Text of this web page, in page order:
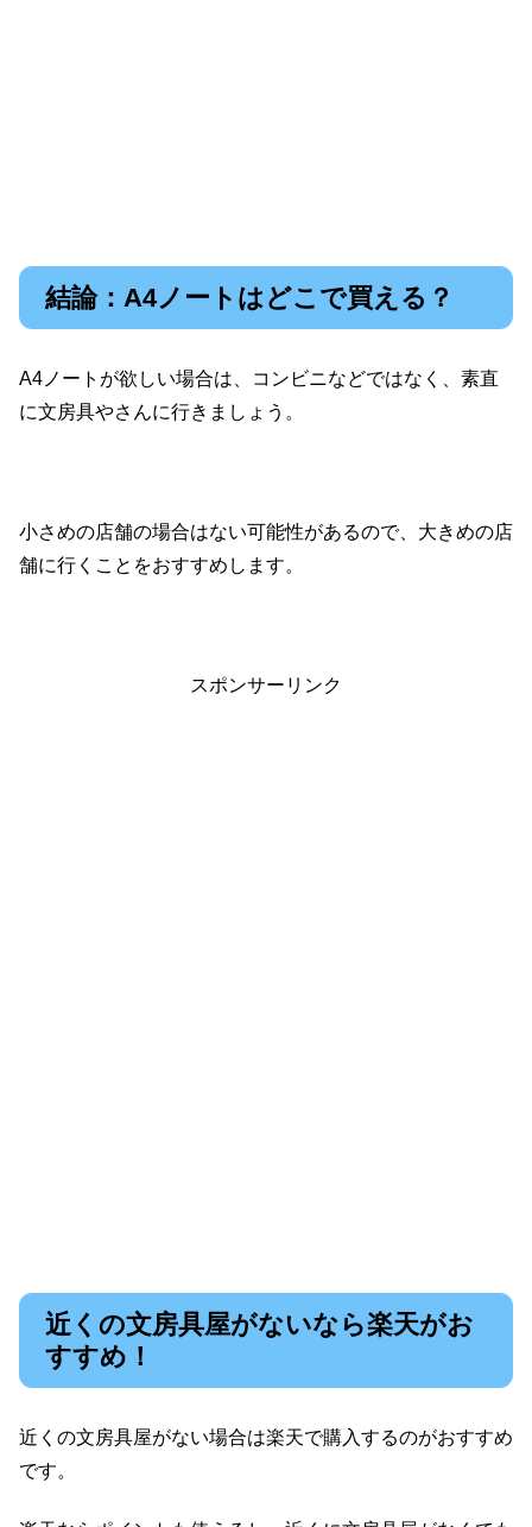
結論：A4ノートはどこで買える？
A4ノートが欲しい場合は、コンビニなどではなく、素直
に文房具やさんに行きましょう。
小さめの店舗の場合はない可能性があるので、大きめの店
舗に行くことをおすすめします。
スポンサーリンク
近くの文房具屋がないなら楽天がお
すすめ！
近くの文房具屋がない場合は楽天で購入するのがおすすめ
です。